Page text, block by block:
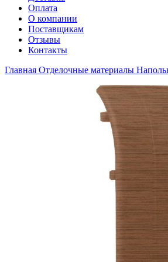
Оплата
О компании
Поставщикам
Отзывы
Контакты
Главная Отделочные материалы